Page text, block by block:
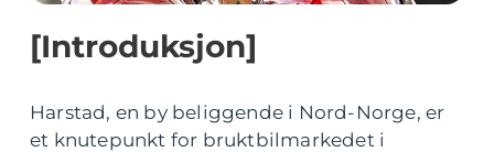
[Introduksjon]
Harstad, en by beliggende i Nord-Norge, er
et knutepunkt for bruktbilmarkedet i